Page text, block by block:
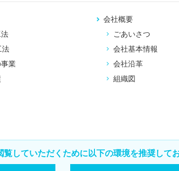
法
業
会社概要
ごあいさつ
会社基本情報
会社沿革
組織図
していただくために以下の環境を推奨してお